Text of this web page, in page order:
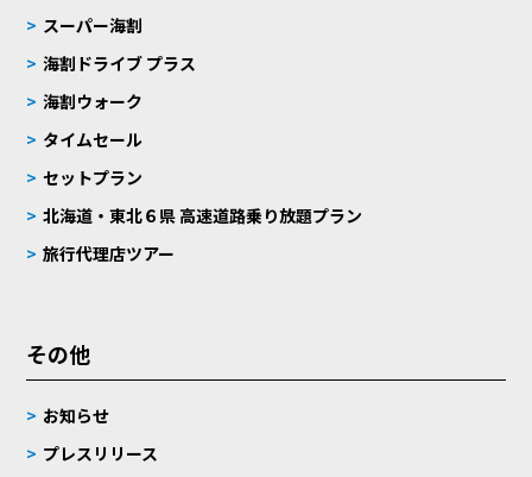
スーパー海割
海割ドライブ プラス
海割ウォーク
タイムセール
セットプラン
北海道・東北６県 高速道路乗り放題プラン
旅行代理店ツアー
その他
お知らせ
プレスリリース